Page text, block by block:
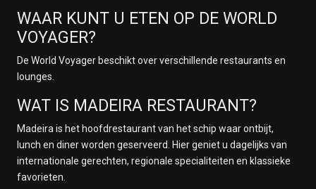
WAAR KUNT U ETEN OP DE WORLD
VOYAGER?
De World Voyager beschikt over verschillende restaurants en
lounges.
WAT IS MADEIRA RESTAURANT?
Madeira is het hoofdrestaurant van het schip waar ontbijt,
lunch en diner worden geserveerd. Hier geniet u dagelijks van
internationale gerechten, regionale specialiteiten en klassieke
favorieten.